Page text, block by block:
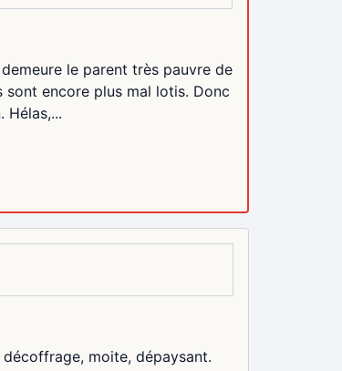
le parent très pauvre de
encore plus mal lotis. Donc
moite, dépaysant.